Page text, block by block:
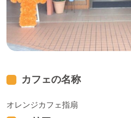
カフェの名称
オレンジカフェ指扇